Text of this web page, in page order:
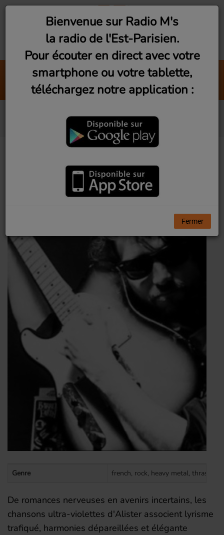
Brasil Mix by DJ Zorba #4 (Vendredi 22h)
Radio M's (DJ Zorba)
Alister
Genre french, rock, heavy metal, thrash
De romances nerveuses en avenirs incertains, les
chansons ultra-violettes d'Alister associent lyrisme
trafiqué, harmonies dépareillées et élégante
Bienvenue sur Radio M's
la radio de l'Est-Parisien.
Pour écouter en direct avec votre
smartphone ou votre tablette,
téléchargez notre application :
Fermer